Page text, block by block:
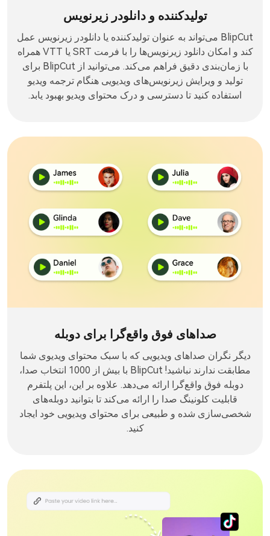
تولیدکننده و دانلودر زیرنویس
BlipCut می‌تواند به عنوان تولیدکننده یا دانلودر زیرنویس عمل
کند و امکان دانلود زیرنویس‌ها را با فرمت SRT یا VTT همراه
با زمان‌بندی دقیق فراهم می‌کند. می‌توانید از BlipCut برای
تولید و ویرایش زیرنویس‌های ویدیویی هنگام ترجمه ویدیو
استفاده کنید تا دسترسی و درک محتوای ویدیو بهبود یابد.
صداهای فوق واقع‌گرا برای دوبله
دیگر نگران صداهای ویدیویی که با سبک محتوای ویدیوی شما
مطابقت ندارند نباشید! BlipCut با بیش از 1000 انتخاب صدا،
دوبله فوق واقع‌گرا ارائه می‌دهد. علاوه بر این، این پلتفرم
قابلیت کلونینگ صدا را ارائه می‌کند تا بتوانید دوبله‌های
شخصی‌سازی شده و طبیعی برای محتوای ویدیویی خود ایجاد
کنید.